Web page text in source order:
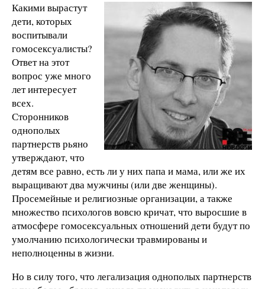
Какими вырастут
дети, которых
воспитывали
гомосексуалисты?
Ответ на этот
вопрос уже много
лет интересует
всех.
Сторонников
однополых
партнерств рьяно
утверждают, что
детям все равно, есть ли у них папа и мама, или же их
выращивают два мужчины (или две женщины).
Просемейные и религиозные организации, а также
множество психологов вовсю кричат, что выросшие в
атмосфере гомосексуальных отношений дети будут по
умолчанию психологически травмированы и
неполноценны в жизни.
Но в силу того, что легализация однополых партнерств